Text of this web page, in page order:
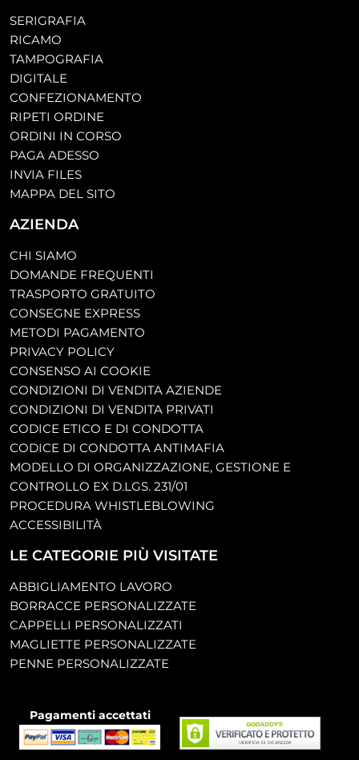
SERIGRAFIA
RICAMO
TAMPOGRAFIA
DIGITALE
CONFEZIONAMENTO
RIPETI ORDINE
ORDINI IN CORSO
PAGA ADESSO
INVIA FILES
MAPPA DEL SITO
AZIENDA
CHI SIAMO
DOMANDE FREQUENTI
TRASPORTO GRATUITO
CONSEGNE EXPRESS
METODI PAGAMENTO
PRIVACY POLICY
CONSENSO AI COOKIE
CONDIZIONI DI VENDITA AZIENDE
CONDIZIONI DI VENDITA PRIVATI
CODICE ETICO E DI CONDOTTA
CODICE DI CONDOTTA ANTIMAFIA
MODELLO DI ORGANIZZAZIONE, GESTIONE E
CONTROLLO EX D.LGS. 231/01
PROCEDURA WHISTLEBLOWING
ACCESSIBILITÀ
LE CATEGORIE PIÙ VISITATE
ABBIGLIAMENTO LAVORO
BORRACCE PERSONALIZZATE
CAPPELLI PERSONALIZZATI
MAGLIETTE PERSONALIZZATE
PENNE PERSONALIZZATE
Pagamenti accettati